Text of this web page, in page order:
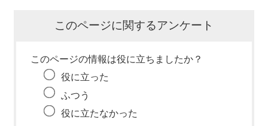
このページに関するアンケート
このページの情報は役に立ちましたか？
役に立った
ふつう
役に立たなかった